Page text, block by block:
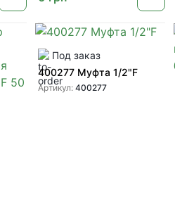
Под заказ
400277 Муфта 1/2"F
Артикул: 400277